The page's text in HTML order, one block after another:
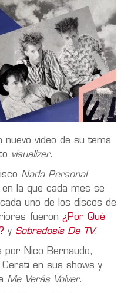
video de su tema
visualizer.
Nada Personal
la que cada mes se
uno de los discos de
fueron ¿Por Qué
y Sobredosis De TV.
por Nico Bernaudo,
en sus shows y
Me Verás Volver.